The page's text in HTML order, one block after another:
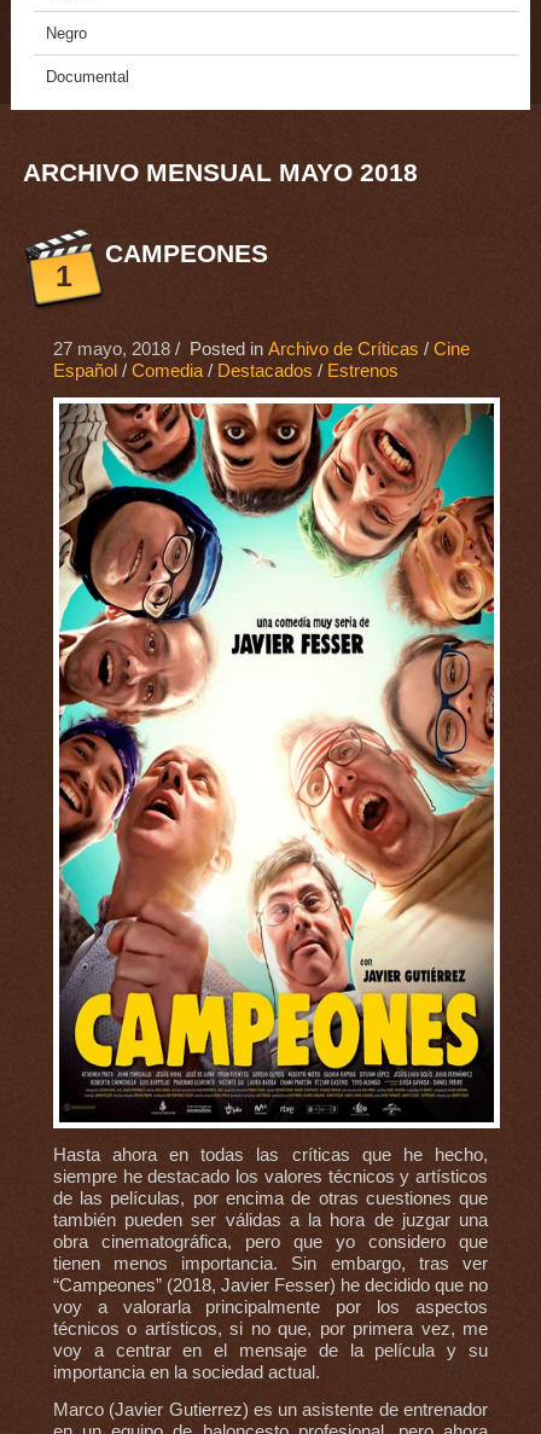
Negro
Documental
ARCHIVO MENSUAL MAYO 2018
1
CAMPEONES
27 mayo, 2018/ Posted in Archivo de Críticas / Cine
Español / Comedia/ Destacados / Estrenos
Hasta ahora en todas las críticas que he hecho,
siempre he destacado los valores técnicos y artísticos
de las películas, por encima de otras cuestiones que
también pueden ser válidas a la hora de juzgar una
obra cinematográfica, pero que yo considero que
tienen menos importancia. Sin embargo, tras ver
“Campeones” (2018, Javier Fesser) he decidido que no
voy a valorarla principalmente por los aspectos
técnicos o artísticos, si no que, por primera vez, me
voy a centrar en el mensaje de la película y su
importancia en la sociedad actual.
Marco (Javier Gutierrez) es un asistente de entrenador